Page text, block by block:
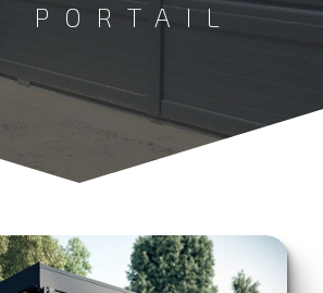
PORTAIL